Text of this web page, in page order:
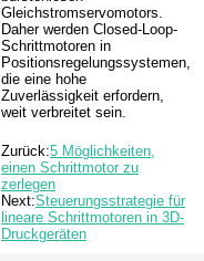
Gleichstromservomotors.
Daher werden Closed-Loop-
Schrittmotoren in
Positionsregelungssystemen,
die eine hohe
Zuverlässigkeit erfordern,
weit verbreitet sein.
Zurück:5 Möglichkeiten,
einen Schrittmotor zu
zerlegen
Next:Steuerungsstrategie für
lineare Schrittmotoren in 3D-
Druckgeräten